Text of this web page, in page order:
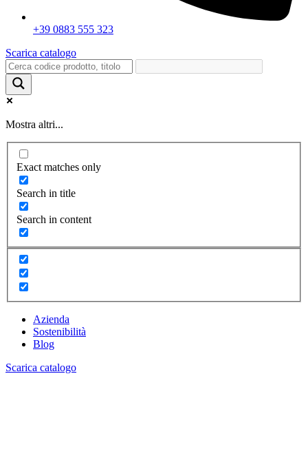
+39 0883 555 323
Scarica catalogo
Mostra altri...
Exact matches only
Search in title
Search in content
Azienda
Sostenibilità
Blog
Scarica catalogo